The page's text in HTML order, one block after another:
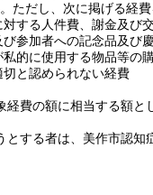
ただし、次に掲げる経費
する人件費、謝金及び
参加者への記念品及び
的に使用する物品等の
と認められない経費
経費の額に相当する額と
とする者は、美作市認知